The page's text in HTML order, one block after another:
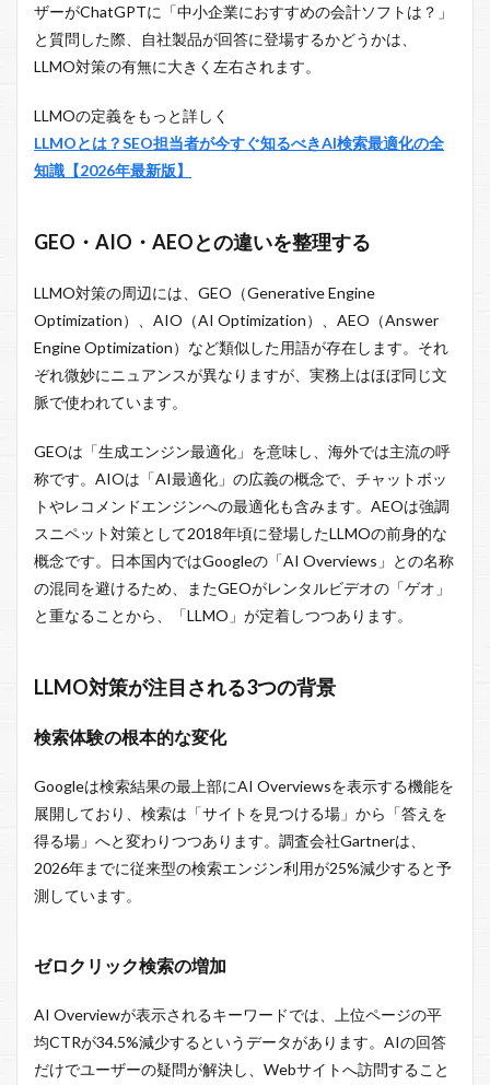
ザーがChatGPTに「中小企業におすすめの会計ソフトは？」
と質問した際、自社製品が回答に登場するかどうかは、
LLMO対策の有無に大きく左右されます。
LLMOの定義をもっと詳しく
LLMOとは？SEO担当者が今すぐ知るべきAI検索最適化の全
知識【2026年最新版】
GEO・AIO・AEOとの違いを整理する
LLMO対策の周辺には、GEO（Generative Engine
Optimization）、AIO（AI Optimization）、AEO（Answer
Engine Optimization）など類似した用語が存在します。それ
ぞれ微妙にニュアンスが異なりますが、実務上はほぼ同じ文
脈で使われています。
GEOは「生成エンジン最適化」を意味し、海外では主流の呼
称です。AIOは「AI最適化」の広義の概念で、チャットボッ
トやレコメンドエンジンへの最適化も含みます。AEOは強調
スニペット対策として2018年頃に登場したLLMOの前身的な
概念です。日本国内ではGoogleの「AI Overviews」との名称
の混同を避けるため、またGEOがレンタルビデオの「ゲオ」
と重なることから、「LLMO」が定着しつつあります。
LLMO対策が注目される3つの背景
検索体験の根本的な変化
Googleは検索結果の最上部にAI Overviewsを表示する機能を
展開しており、検索は「サイトを見つける場」から「答えを
得る場」へと変わりつつあります。調査会社Gartnerは、
2026年までに従来型の検索エンジン利用が25%減少すると予
測しています。
ゼロクリック検索の増加
AI Overviewが表示されるキーワードでは、上位ページの平
均CTRが34.5%減少するというデータがあります。AIの回答
だけでユーザーの疑問が解決し、Webサイトへ訪問すること